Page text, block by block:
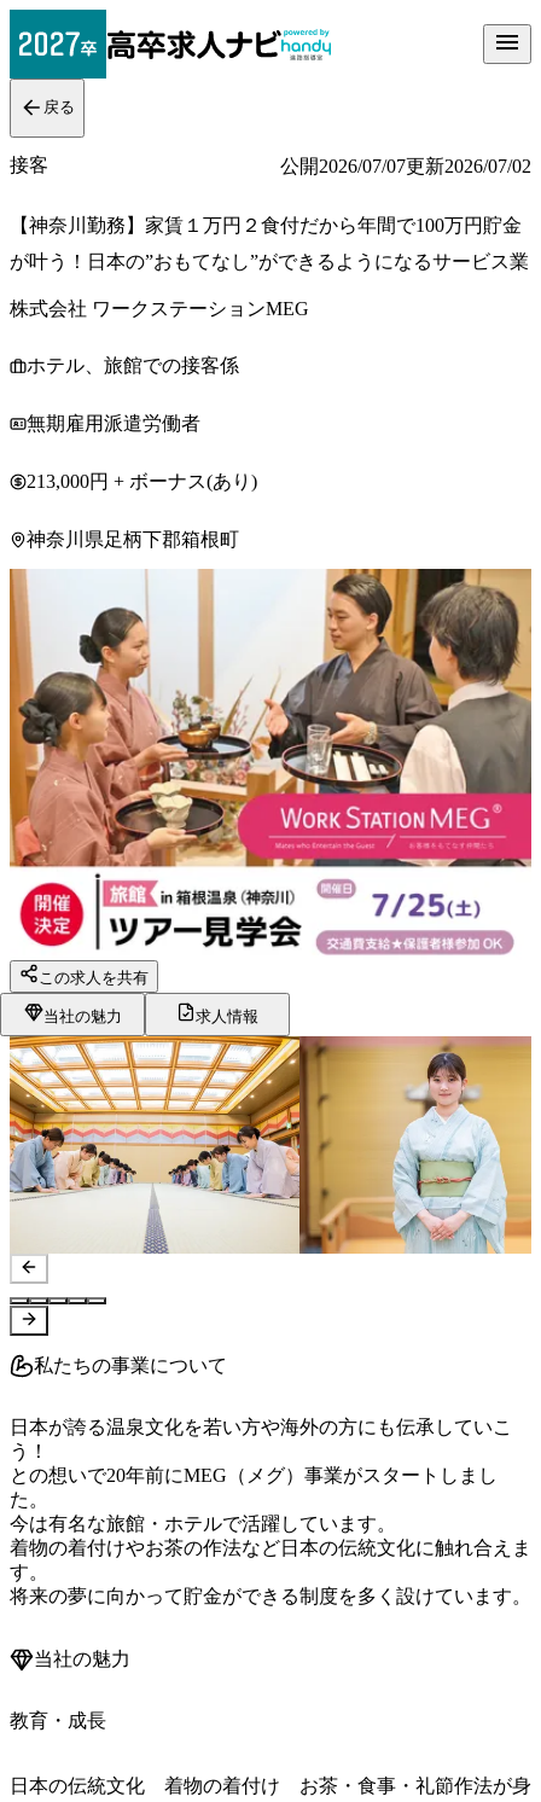
戻る
接客 公開2026/07/07更新2026/07/02
【神奈川勤務】家賃１万円２食付だから年間で100万円貯金
が叶う！日本の”おもてなし”ができるようになるサービス業
株式会社 ワークステーションMEG
ホテル、旅館での接客係
無期雇用派遣労働者
213,000円 + ボーナス(あり)
神奈川県足柄下郡箱根町
この求人を共有
当社の魅力 求人情報
私たちの事業について
日本が誇る温泉文化を若い方や海外の方にも伝承していこ
う！
との想いで20年前にMEG（メグ）事業がスタートしまし
た。
今は有名な旅館・ホテルで活躍しています。
着物の着付けやお茶の作法など日本の伝統文化に触れ合えま
す。
将来の夢に向かって貯金ができる制度を多く設けています。
当社の魅力
教育・成長
日本の伝統文化 着物の着付け お茶・食事・礼節作法が身